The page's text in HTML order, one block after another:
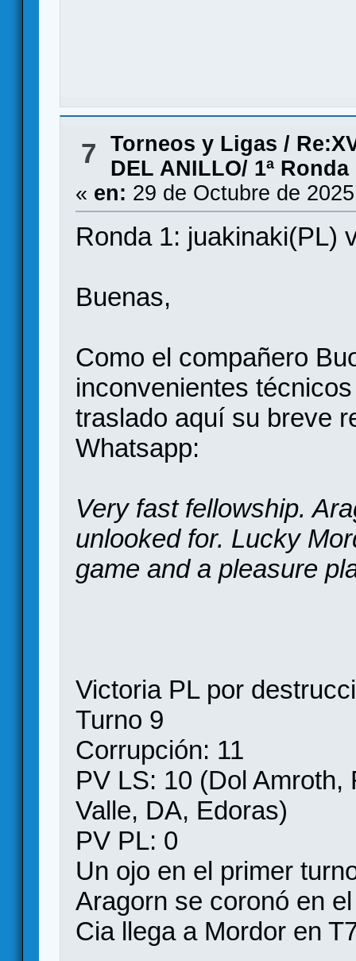
7 Torneos y Ligas /
DEL ANILLO/ 1ª Ronda
« en: 29 de Octubre de
Ronda 1: juakinaki(PL)
Buenas,
Como el compañero
inconvenientes
traslado aquí su breve
Whatsapp:
Very fast fellowship.
unlooked for. Lucky
game and a pleasure
Victoria PL por
Turno 9
Corrupción: 11
PV LS: 10 (Dol Amroth,
Valle, DA, Edoras)
PV PL: 0
Un ojo en el primer
Aragorn se coronó en
Cia llega a Mordor en